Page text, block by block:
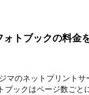
トブックの料金
マのネットプリントサ
ブックはページ数ごと